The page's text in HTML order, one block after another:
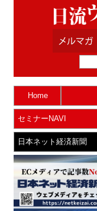
Home
セミナーNAVI
日本ネット経済新聞